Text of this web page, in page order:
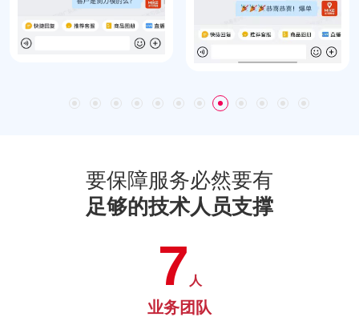
要保障服务必然要有
足够的技术人员支撑
7 人
业务团队